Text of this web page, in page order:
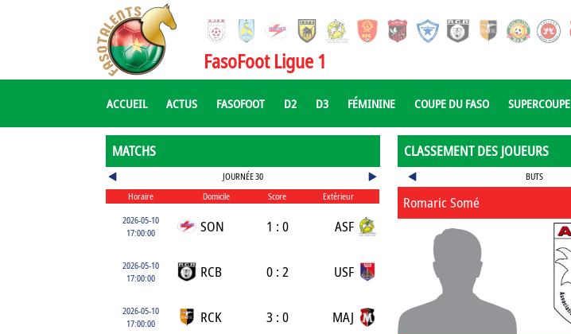
FasoFoot Ligue 1
ACCUEIL ACTUS FASOFOOT D2 D3 FÉMININE COUPE DU FASO SUPERCOUPE
MATCHS
JOURNÉE 30
Horaire
Domicile Score
Extérieur
2026-05-10
17:00:00
SON 1 : 0 ASF
2026-05-10
17:00:00
RCB 0 : 2 USF
2026-05-10
17:00:00
RCK 3 : 0 MAJ
CLASSEMENT DES JOUEURS
BUTS
Romaric Somé